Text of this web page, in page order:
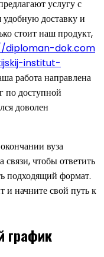
услугу с
удобную доставку и
стоит наш продукт,
diploman-dok.com
institut-
работа направлена
по доступной
доволен
вуза
чтобы ответить
подходящий формат.
и начните свой путь к
график